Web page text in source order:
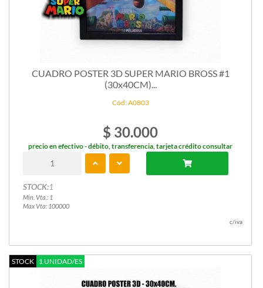
CUADRO POSTER 3D SUPER MARIO BROSS #1
(30x40CM)...
Cód: A0803
$ 30.000
precio en efectivo - débito, transferencia, tarjeta crédito consultar
STOCK:1
Min. Vta.: 1
Max Vta: 100000
c/iva
STOCK 1 UNIDAD/ES